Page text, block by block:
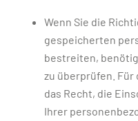
Wenn Sie die
gespeicherten
bestreiten,
zu überprüfen. Für
das Recht, die
Ihrer